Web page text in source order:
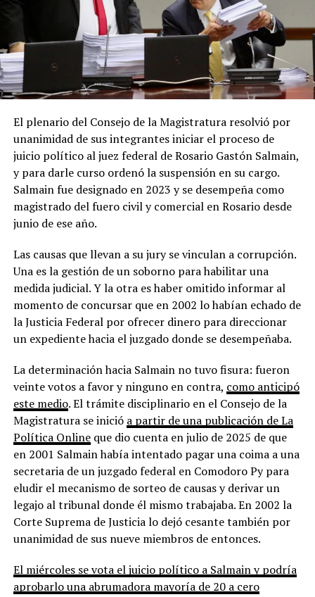
El plenario del Consejo de la Magistratura resolvió por
unanimidad de sus integrantes iniciar el proceso de
juicio político al juez federal de Rosario Gastón Salmain,
y para darle curso ordenó la suspensión en su cargo.
Salmain fue designado en 2023 y se desempeña como
magistrado del fuero civil y comercial en Rosario desde
junio de ese año.
Las causas que llevan a su jury se vinculan a corrupción.
Una es la gestión de un soborno para habilitar una
medida judicial. Y la otra es haber omitido informar al
momento de concursar que en 2002 lo habían echado de
la Justicia Federal por ofrecer dinero para direccionar
un expediente hacia el juzgado donde se desempeñaba.
La determinación hacia Salmain no tuvo fisura: fueron
veinte votos a favor y ninguno en contra, como anticipó
este medio. El trámite disciplinario en el Consejo de la
Magistratura se inició a partir de una publicación de La
Política Onlineque dio cuenta en julio de 2025 de que
en 2001 Salmain había intentado pagar una coima a una
secretaria de un juzgado federal en Comodoro Py para
eludir el mecanismo de sorteo de causas y derivar un
legajo al tribunal donde él mismo trabajaba. En 2002 la
Corte Suprema de Justicia lo dejó cesante también por
unanimidad de sus nueve miembros de entonces.
El miércoles se vota el juicio político a Salmain y podría
aprobarlo una abrumadora mayoría de 20 a cero